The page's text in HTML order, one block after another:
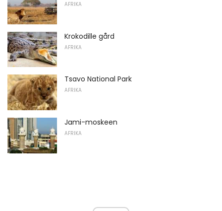
AFRIKA
Krokodille gård
AFRIKA
Tsavo National Park
AFRIKA
Jami-moskeen
AFRIKA